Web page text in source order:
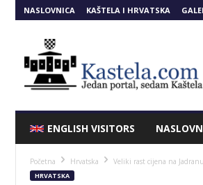
NASLOVNICA KAŠTELA I HRVATSKA
ENGLISH VISITORS
Početna Hrvatska Veliki rast cijena na
HRVATSKA